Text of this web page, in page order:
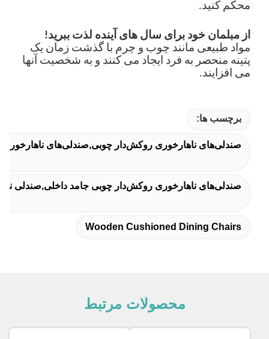
محکم کنید.
از مبلمان خود برای سال های آینده لذت ببرید!
مواد طبیعی مانند چوب و چرم با گذشت زمان یک
پتینه منحصر به فرد ایجاد می کنند و به شخصیت آنها
می افزایند.
برچسب ها:
صندلی‌های ناهارخوری روکش‌دار چوبی,صندلی‌های
صندلی‌های ناهارخوری روکش‌دار چوبی جامد داخلی,صندلی
Wooden Cushioned Dining Chairs
محصولات مرتبط